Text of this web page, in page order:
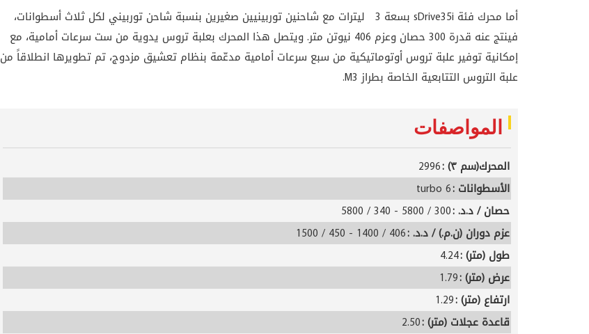
أما محرك فئة sDrive35i بسعة 3 ليترات مع شاحنين توربينيين صغيرين بنسبة شاحن توربيني لكل ثلاث أسطوانات،
فينتج عنه قدرة 300 حصان وعزم 406 نيوتن متر. ويتصل هذا المحرك بعلبة تروس يدوية من ست سرعات أمامية، مع
إمكانية توفير علبة تروس أوتوماتيكية من سبع سرعات أمامية مدعّمة بنظام تعشيق مزدوج، تم تطويرها انطلاقاً من
علبة التروس التتابعية الخاصة بطراز M3.
المواصفات
المحرك(سم ٣) :
2996
الأسطوانات :6 turbo
حصان / د.د. :300 / 5800 - 340 / 5800
عزم دوران (ن.م.) / د.د. :406 / 1400 - 450 / 1500
طول (متر) :4.24
عرض (متر) :1.79
ارتفاع (متر) :1.29
قاعدة عجلات (متر) :2.50